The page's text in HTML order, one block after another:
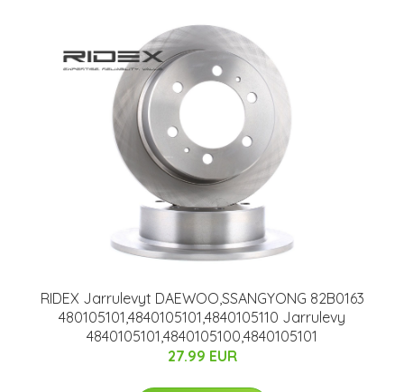
RIDEX Jarrulevyt DAEWOO,SSANGYONG 82B0163
480105101,4840105101,4840105110 Jarrulevy
4840105101,4840105100,4840105101
27.99 EUR